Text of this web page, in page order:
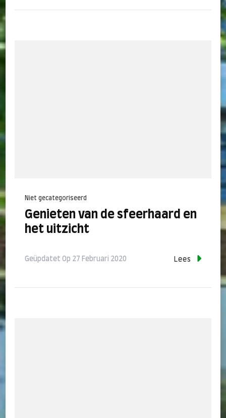
Niet gecategoriseerd
Genieten van de sfeerhaard en
het uitzicht
Geüpdatet Op 27 Februari 2020 Lees